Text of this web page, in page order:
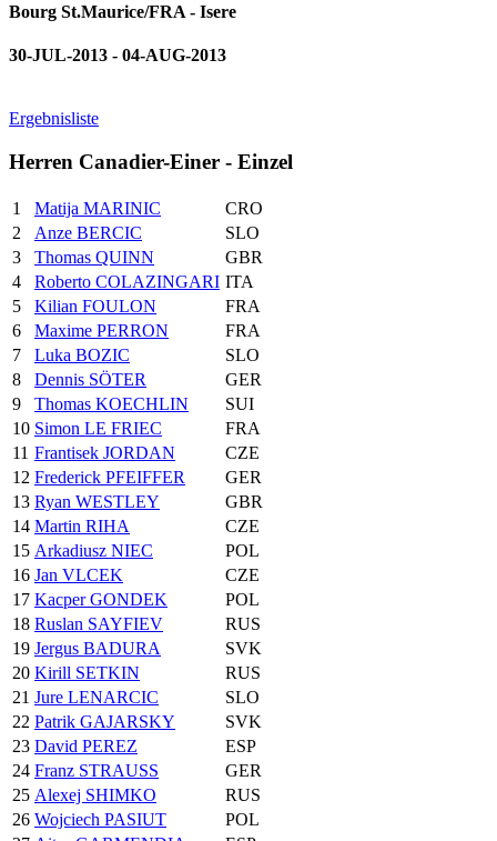
Bourg St.Maurice/FRA - Isere
30-JUL-2013 - 04-AUG-2013
Ergebnisliste
Herren Canadier-Einer - Einzel
1 Matija MARINIC
CRO
2
Anze BERCIC
SLO
3
Thomas QUINN
GBR
4
Roberto COLAZINGARI ITA
5
Kilian FOULON
FRA
6
Maxime PERRON
FRA
7
Luka BOZIC
SLO
8
Dennis SÖTER
GER
9
Thomas KOECHLIN
SUI
10 Simon LE FRIEC
FRA
11 Frantisek JORDAN
CZE
12 Frederick PFEIFFER
GER
13 Ryan WESTLEY
GBR
14 Martin RIHA
CZE
15 Arkadiusz NIEC
POL
16 Jan VLCEK
CZE
17 Kacper GONDEK
POL
18 Ruslan SAYFIEV
RUS
19 Jergus BADURA
SVK
20 Kirill SETKIN
RUS
21 Jure LENARCIC
SLO
22 Patrik GAJARSKY
SVK
23 David PEREZ
ESP
24 Franz STRAUSS
GER
25 Alexej SHIMKO
RUS
26 Wojciech PASIUT
POL